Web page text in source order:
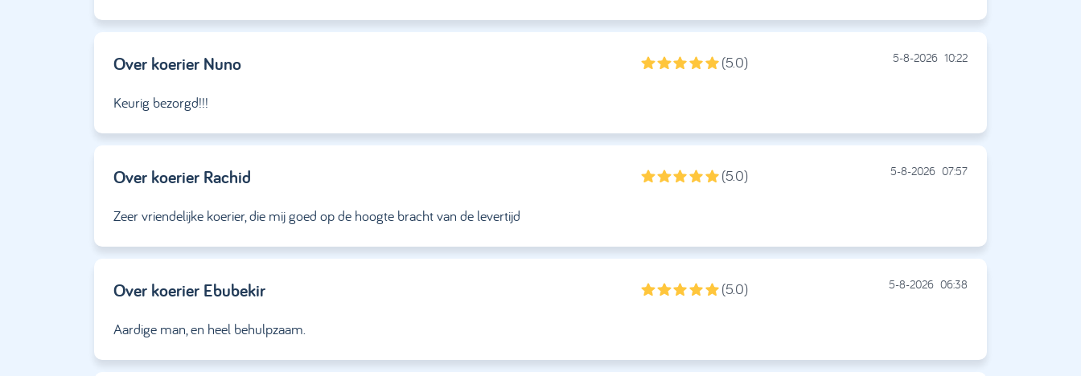
Over koerier Nuno (5.0) 5-8-2026 10:22
Keurig bezorgd!!!
Over koerier Rachid (5.0) 5-8-2026 07:57
Zeer vriendelijke koerier, die mij goed op de hoogte bracht van de levertijd
Over koerier Ebubekir (5.0) 5-8-2026 06:38
Aardige man, en heel behulpzaam.